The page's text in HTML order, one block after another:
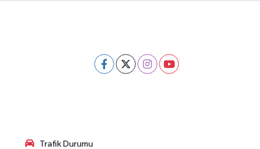
Trafik Durumu